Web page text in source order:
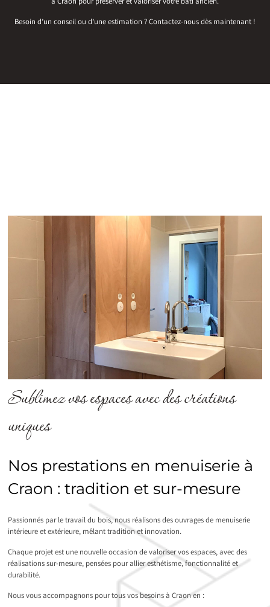
à Craon pour préserver et valoriser votre bâti ancien.
Besoin d’un conseil ou d’une estimation ? Contactez-nous dès maintenant !
Sublimez vos espaces avec des créations
uniques
Nos prestations en menuiserie à
Craon : tradition et sur-mesure
Passionnés par le travail du bois, nous réalisons des ouvrages de menuiserie
intérieure et extérieure, mêlant tradition et innovation.
Chaque projet est une nouvelle occasion de valoriser vos espaces, avec des
réalisations sur-mesure, pensées pour allier esthétisme, fonctionnalité et
durabilité.
Nous vous accompagnons pour tous vos besoins à Craon en :